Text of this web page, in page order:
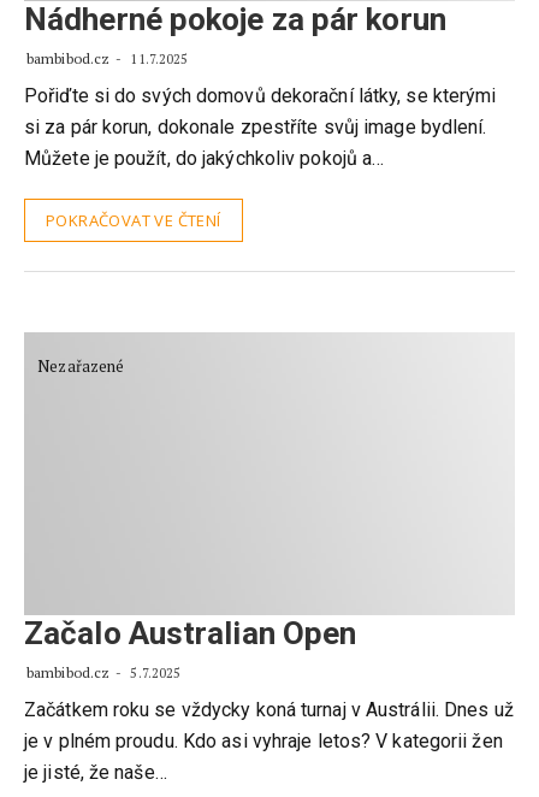
Nádherné pokoje za pár korun
bambibod.cz 11.7.2025
Pořiďte si do svých domovů dekorační látky, se kterými
si za pár korun, dokonale zpestříte svůj image bydlení.
Můžete je použít, do jakýchkoliv pokojů a…
POKRAČOVAT VE ČTENÍ
Nezařazené
Začalo Australian Open
bambibod.cz 5.7.2025
Začátkem roku se vždycky koná turnaj v Austrálii. Dnes už
je v plném proudu. Kdo asi vyhraje letos? V kategorii žen
je jisté, že naše…